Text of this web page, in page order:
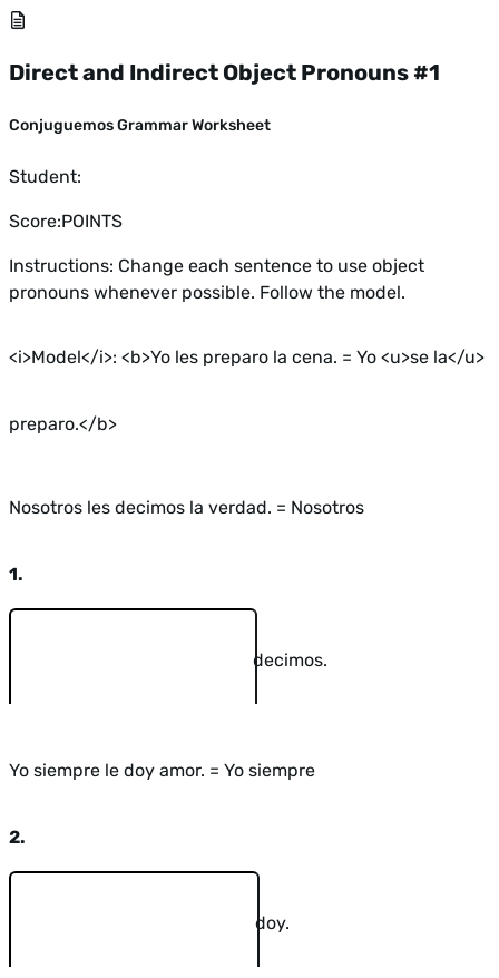
Direct and Indirect Object Pronouns #1
Conjuguemos Grammar Worksheet
Student:
Score:POINTS
Instructions: Change each sentence to use object
pronouns whenever possible. Follow the model.
<i>Model</i>: <b>Yo les preparo la cena. = Yo <u>se la</u>
preparo.</b>
Nosotros les decimos la verdad. = Nosotros
1.
decimos.
Yo siempre le doy amor. = Yo siempre
2.
doy.